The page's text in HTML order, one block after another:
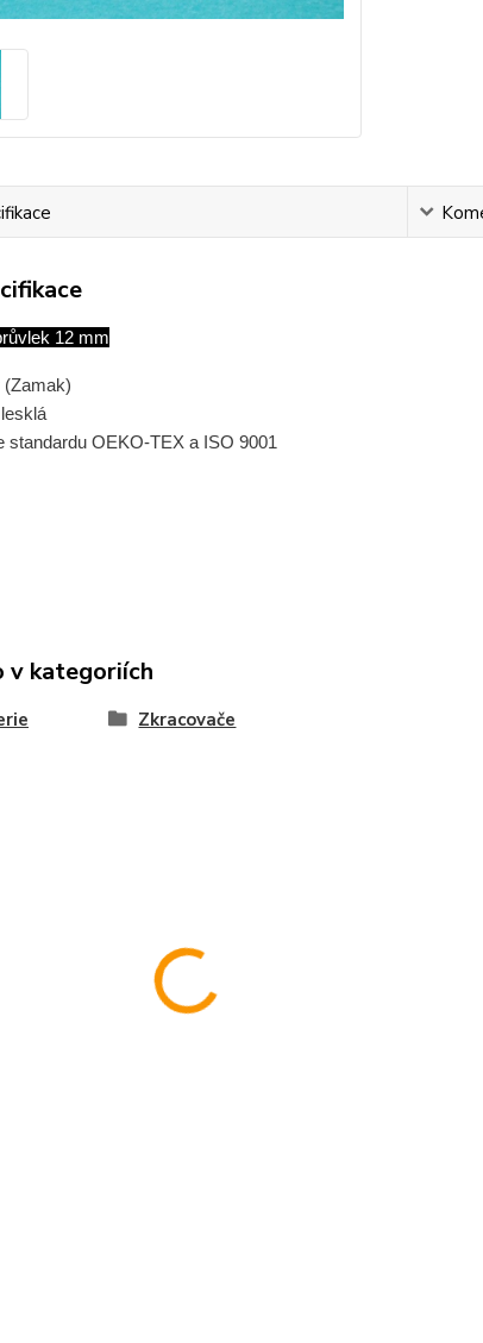
12 mm
(Zamak)
standardu OEKO-TEX a ISO 9001
v kategoriích
Zkracovače